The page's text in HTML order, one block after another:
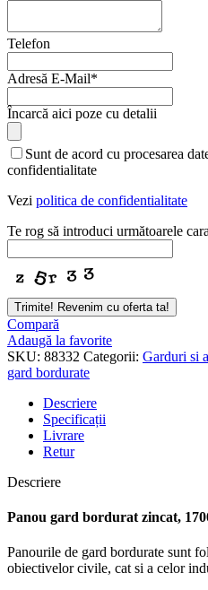
Telefon
Adresă E-Mail*
Încarcă aici poze cu detalii
Sunt de acord cu procesarea
confidentialitate
Vezi politica de confidentialitate
Te rog să introduci următoarele
Contact
Email*
Trimite! Revenim cu oferta ta!
Compară
Adaugă la favorite
SKU: 88332 Categorii: Garduri si
gard bordurate
Descriere
Specificații
Livrare
Retur
Descriere
Panou gard bordurat zincat,
Panourile de gard bordurate sunt
obiectivelor civile, cat si a celor